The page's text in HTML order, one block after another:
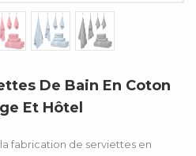
De Bain En Coton
Et Hôtel
fabrication de serviettes en